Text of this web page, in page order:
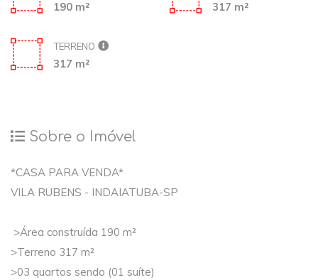
190 m² 317 m²
TERRENO
317 m²
Sobre o Imóvel
*CASA PARA VENDA*
VILA RUBENS - INDAIATUBA-SP
>Área construída 190 m²
>Terreno 317 m²
>03 quartos sendo (01 suíte)